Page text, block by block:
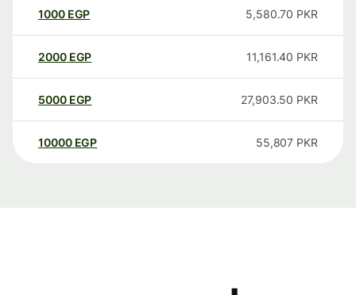
1000 EGP 5,580.70 PKR
2000 EGP 11,161.40 PKR
5000 EGP 27,903.50 PKR
10000 EGP 55,807 PKR